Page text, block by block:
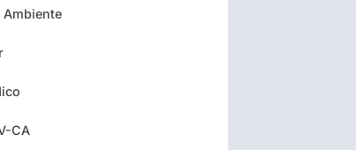
Ambiente
CA